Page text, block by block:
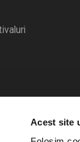
Acest site